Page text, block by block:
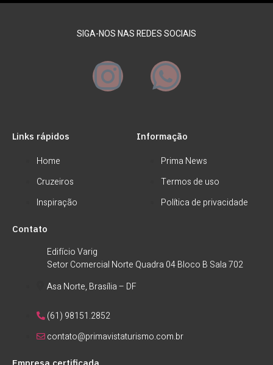
SIGA-NOS NAS REDES SOCIAIS
Links rápidos
Home
Cruzeiros
Inspiração
Informação
Prima News
Termos de uso
Política de privacidade
Contato
Edifício Varig
Setor Comercial Norte Quadra 04 Bloco B Sala 702
Asa Norte, Brasília – DF
(61) 98151.2852
contato@primavistaturismo.com.br